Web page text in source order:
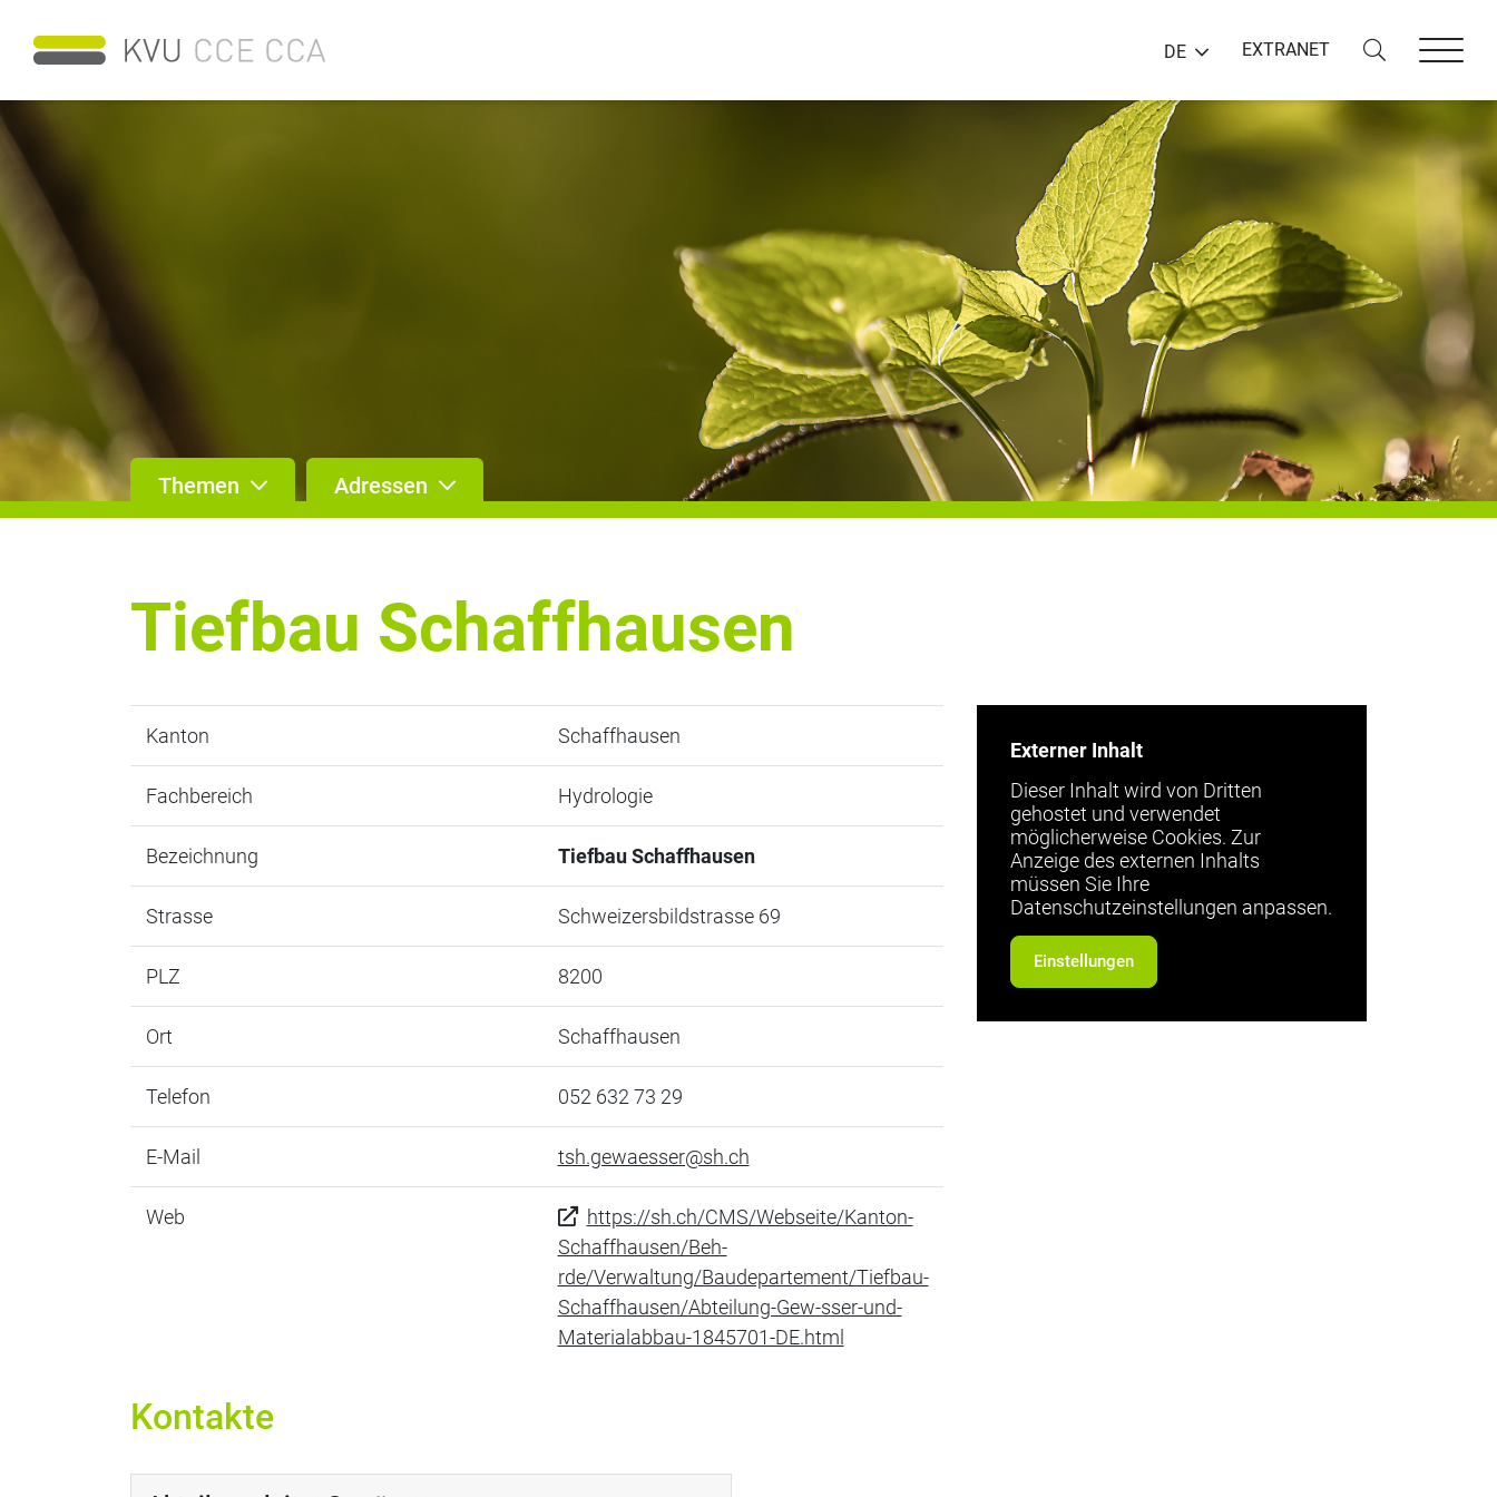
DE EXTRANET
Themen Adressen
Tiefbau Schaffhausen
Kanton Schaffhausen
Fachbereich Hydrologie
Bezeichnung Tiefbau Schaffhausen
Strasse Schweizersbildstrasse 69
PLZ 8200
Ort Schaffhausen
Telefon 052 632 73 29
E-Mail tsh.gewaesser@sh.ch
Web
https://sh.ch/CMS/Webseite/Kanton-
Schaffhausen/Beh-
rde/Verwaltung/Baudepartement/Tiefbau-
Schaffhausen/Abteilung-Gew-sser-und-
Materialabbau-1845701-DE.html
Externer Inhalt
Dieser Inhalt wird von Dritten
gehostet und verwendet
möglicherweise Cookies. Zur
Anzeige des externen Inhalts
müssen Sie Ihre
Datenschutzeinstellungen anpassen.
Einstellungen
Kontakte